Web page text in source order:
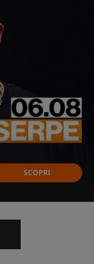
SCOPRI